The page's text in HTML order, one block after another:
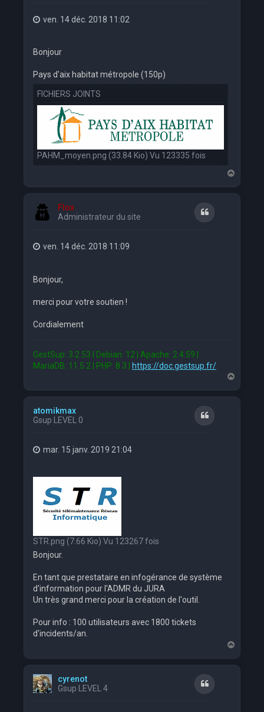
ven. 14 déc. 2018 11:02
Bonjour
Pays d'aix habitat métropole (150p)
FICHIERS JOINTS
PAHM_moyen.png (33.84 Kio) Vu 123335 fois
a
u
Flox
Administrateur du site
Citation
ven. 14 déc. 2018 11:09
Bonjour,
merci pour votre soutien !
Cordialement
GestSup: 3.2.53 | Debian: 12 | Apache: 2.4.59 |
MariaDB: 11.5.2 | PHP: 8.3 |
https://doc.gestsup.fr/
a
atomikmax
Gsup LEVEL 0
Citation
mar. 15 janv. 2019 21:04
STR.png (7.66 Kio) Vu 123267 fois
Bonjour.
En tant que prestataire en infogérance de système
d'information pour l'ADMR du JURA
Un très grand merci pour la création de l'outil.
Pour info : 100 utilisateurs avec 1800 tickets
d'incidents/an.
a
cyrenot
Gsup LEVEL 4
Citation